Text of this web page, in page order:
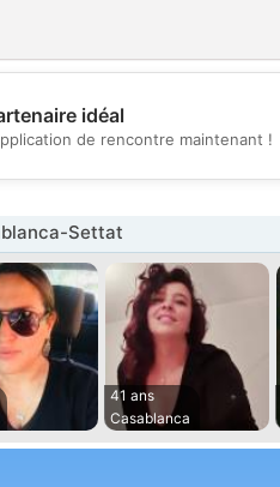
💕
idéal
de rencontre maintenant !
Settat
41 ans
Casablanca